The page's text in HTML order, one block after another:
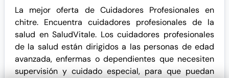
La mejor oferta de Cuidadores Profesionales en
chitre. Encuentra cuidadores profesionales de la
salud en SaludVitale. Los cuidadores profesionales
de la salud están dirigidos a las personas de edad
avanzada, enfermas o dependientes que necesiten
supervisión y cuidado especial, para que puedan